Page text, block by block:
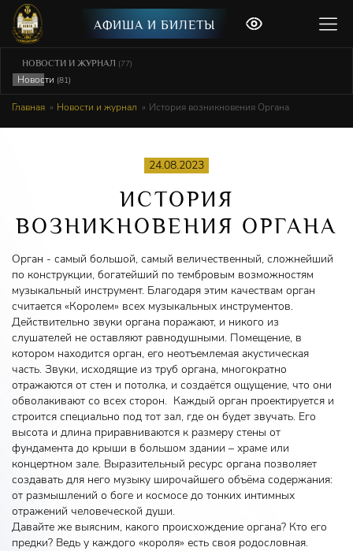
АФИША И БИЛЕТЫ
НОВОСТИ И ЖУРНАЛ (77)
Новости (81)
Главная Новости и журнал История возникновения Органа
24.08.2023
ИСТОРИЯ
ВОЗНИКНОВЕНИЯ ОРГАНА
Орган - самый большой, самый величественный, сложнейший
по конструкции, богатейший по тембровым возможностям
музыкальный инструмент. Благодаря этим качествам орган
считается «Королем» всех музыкальных инструментов.
Действительно звуки органа поражают, и никого из
слушателей не оставляют равнодушными. Помещение, в
котором находится орган, его неотъемлемая акустическая
часть. Звуки, исходящие из труб органа, многократно
отражаются от стен и потолка, и создаётся ощущение, что они
обволакивают со всех сторон. Каждый орган проектируется и
строится специально под тот зал, где он будет звучать. Его
высота и длина приравниваются к размеру стены от
фундамента до крыши в большом здании – храме или
концертном зале. Выразительный ресурс органа позволяет
создавать для него музыку широчайшего объёма содержания:
от размышлений о боге и космосе до тонких интимных
отражений человеческой души.
Давайте же выясним, какого происхождение органа? Кто его
предки? Ведь у каждого «короля» есть своя родословная.